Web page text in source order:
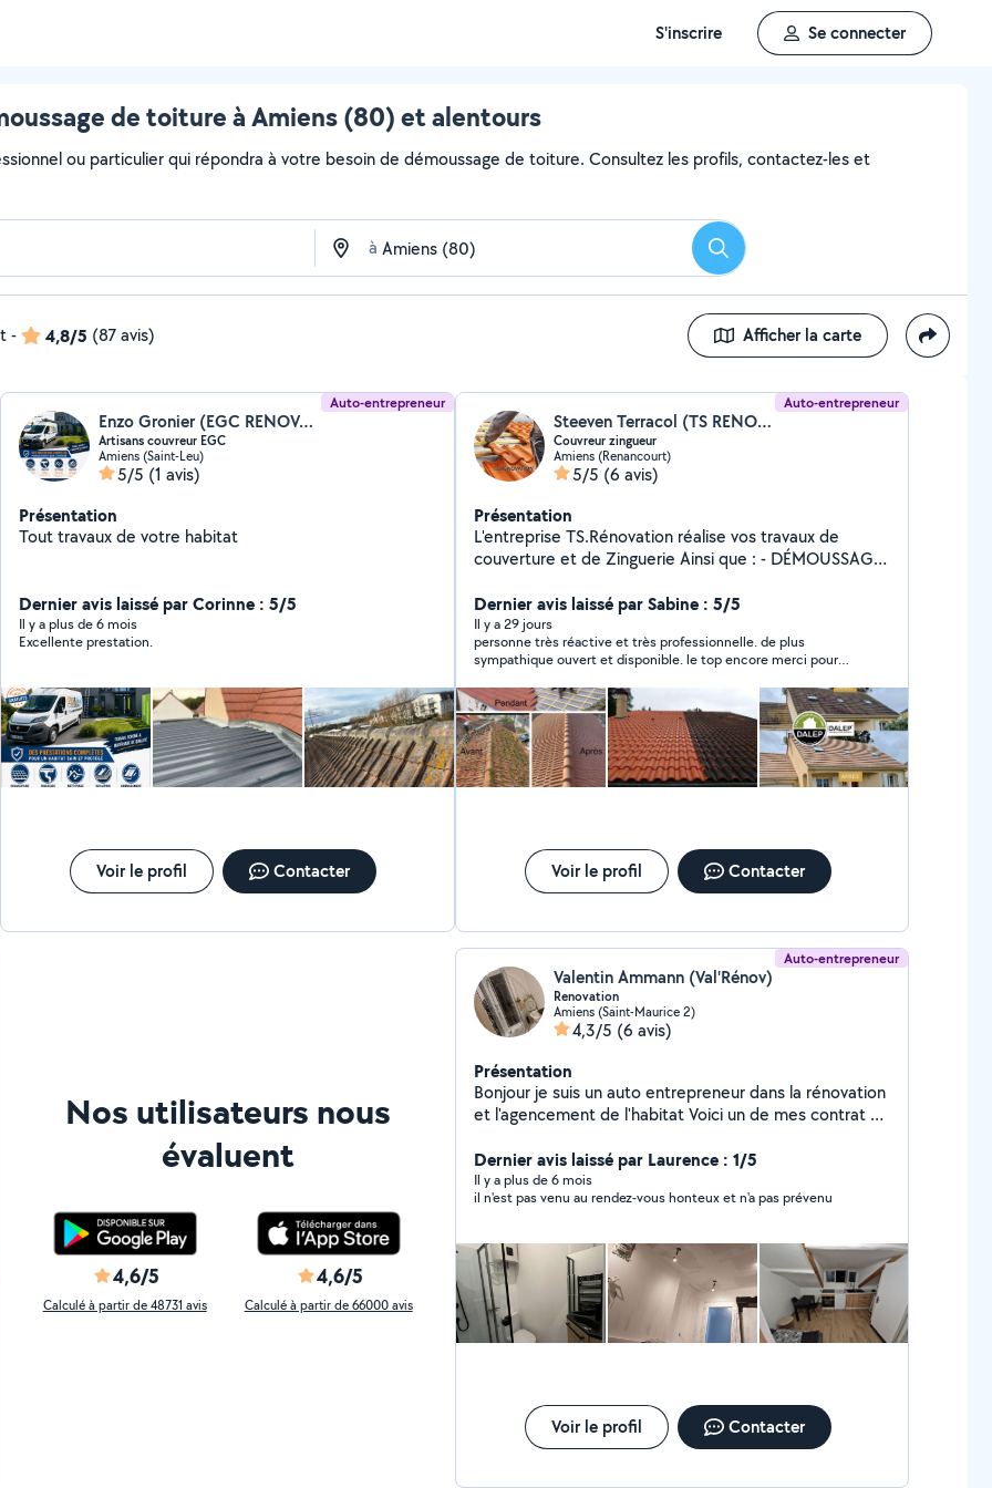
S'inscrire Se connecter
de toiture à Amiens (80) et alentours
ou particulier qui répondra à votre besoin de démoussage de toiture. Consultez les profils, contactez-les et
à Rechercher
- 4,8/5 (87 avis) Afficher la carte
Auto-entrepreneur
Enzo Gronier (EGC RENOVATION)
Artisans couvreur EGC
Amiens (Saint-Leu)
5/5 (1 avis)
Présentation
Tout travaux de votre habitat
Dernier avis laissé par Corinne : 5/5
Il y a plus de 6 mois
Excellente prestation.
Voir le profil Contacter
Auto-entrepreneur
Steeven Terracol (TS RENOVATION TERRACOL)
Couvreur zingueur
Amiens (Renancourt)
5/5 (6 avis)
Présentation
L'entreprise TS.Rénovation réalise vos travaux de
couverture et de Zinguerie Ainsi que : - DÉMOUSSAGE
D'ÉTANCHÉITÉ HYDROFUGE SUR -FAÇADE ET
TOITURE - RAVALEMENT DE PEINTURE À BASE DE -
RÉSINE SUR (FAÇADE ET TOITURE) - RECHERCHE DE
FUITE - NETTOYAGE ET RÉPARATION DE -GOUTTIÈRE
- POSE DE GOUTTIÈRE (ZINC/PVC ETC...) -
RÉNOVATION DE BOISERIES VOLET -CACHES-
MOINEAUX -POSE DE BARDAGE (PVC OU BOIS) -
RÉPARATION DE FAÎTAGE EN BÉTON OÙ EN -CLOSOIR
VENTILÉ - INTERVENTION D'URGENCE 24/24H -DEVIS
Dernier avis laissé par Sabine : 5/5
Il y a 29 jours
personne très réactive et très professionnelle. de plus
sympathique ouvert et disponible. le top encore merci pour
Voir le profil Contacter
Nos utilisateurs nous
évaluent
4,6/5
Calculé à partir de 48731 avis
4,6/5
Calculé à partir de 66000 avis
Auto-entrepreneur
Valentin Ammann (Val'Rénov)
Renovation
Amiens (Saint-Maurice 2)
4,3/5 (6 avis)
Présentation
Bonjour je suis un auto entrepreneur dans la rénovation
et l'agencement de l'habitat Voici un de mes contrat Je
(ce qui consiste à garder les clefs de chaque en cas de
perte ,je m'occupe de toute la maintenance ,petite
bricole Zero.Six .douze.soixante trois .quarante cinq.
Dernier avis laissé par Laurence : 1/5
Il y a plus de 6 mois
il n'est pas venu au rendez-vous honteux et n'a pas prévenu
Voir le profil Contacter